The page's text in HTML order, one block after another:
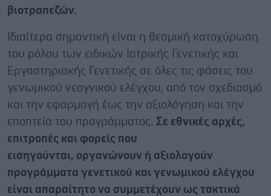
βιοτραπεζών.
Ιδιαίτερα σημαντική είναι η θεσμική κατοχύρωση
του ρόλου των ειδικών Ιατρικής Γενετικής και
Εργαστηριακής Γενετικής σε όλες τις φάσεις του
γενωμικού νεογνικού ελέγχου, από τον σχεδιασμό
και την εφαρμογή έως την αξιολόγηση και την
εποπτεία του προγράμματος. Σε εθνικές αρχές,
επιτροπές και φορείς που
εισηγούνται, οργανώνουν ή αξιολογούν
προγράμματα γενετικού και γενωμικού ελέγχου
είναι απαραίτητο να συμμετέχουν ως τακτικά